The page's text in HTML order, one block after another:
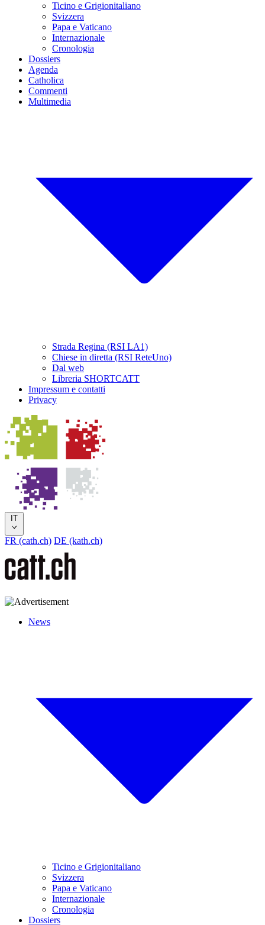
Ticino e Grigionitaliano
Svizzera
Papa e Vaticano
Internazionale
Cronologia
Dossiers
Agenda
Catholica
Commenti
Multimedia
Strada Regina (RSI LA1)
Chiese in diretta (RSI ReteUno)
Dal web
Libreria SHORTCATT
Impressum e contatti
Privacy
IT
FR (cath.ch) DE (kath.ch)
News
Ticino e Grigionitaliano
Svizzera
Papa e Vaticano
Internazionale
Cronologia
Dossiers